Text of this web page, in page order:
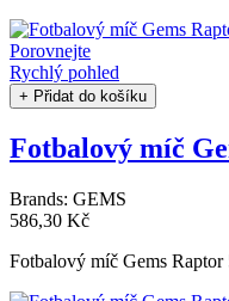
Porovnejte
Rychlý pohled
+ Přidat do košíku
Fotbalový míč
Brands: GEMS
586,30 Kč
Fotbalový míč Gems Raptor